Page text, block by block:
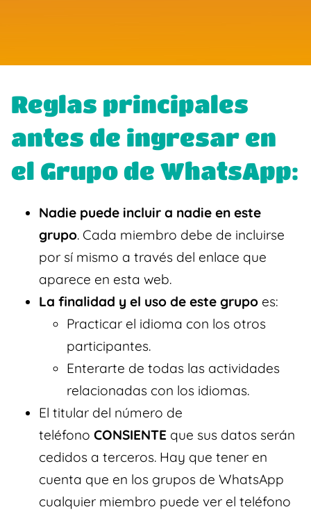
Reglas principales
antes de ingresar en
el Grupo de WhatsApp:
Nadie puede incluir a nadie en este
grupo. Cada miembro debe de incluirse
por sí mismo a través del enlace que
aparece en esta web.
La finalidad y el uso de este grupo es:
Practicar el idioma con los otros
participantes.
Enterarte de todas las actividades
relacionadas con los idiomas.
El titular del número de
teléfono CONSIENTE que sus datos serán
cedidos a terceros. Hay que tener en
cuenta que en los grupos de WhatsApp
cualquier miembro puede ver el teléfono